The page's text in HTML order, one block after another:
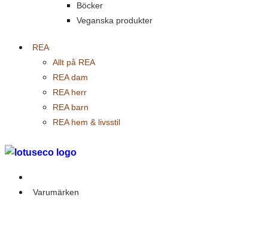
Böcker
Veganska produkter
REA
Allt på REA
REA dam
REA herr
REA barn
REA hem & livsstil
Varumärken